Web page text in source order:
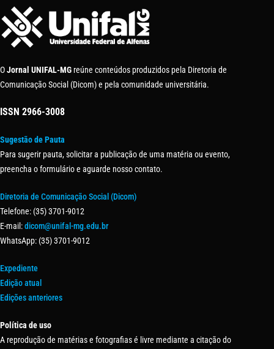
OJornal UNIFAL-MG reúne conteúdos produzidos pela Diretoria de
Comunicação Social (Dicom) e pela comunidade universitária.
ISSN 2966-3008
Sugestão de Pauta
Para sugerir pauta, solicitar a publicação de uma matéria ou evento,
preencha o formulário e aguarde nosso contato.
Diretoria de Comunicação Social (Dicom)
Telefone: (35) 3701-9012
E-mail:dicom@unifal-mg.edu.br
WhatsApp: (35) 3701-9012
Expediente
Edição atual
Edições anteriores
Política de uso
A reprodução de matérias e fotografias é livre mediante a citação do